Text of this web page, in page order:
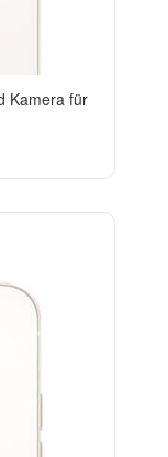
Kamera für